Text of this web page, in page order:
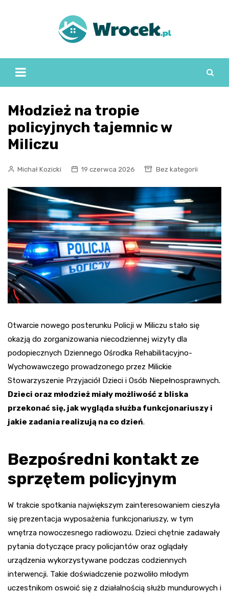
Młodzież na tropie
policyjnych tajemnic w
Miliczu
Michał Kozicki 19 czerwca 2026 Bez kategorii
Otwarcie nowego posterunku Policji w Miliczu stało się
okazją do zorganizowania niecodziennej wizyty dla
podopiecznych Dziennego Ośrodka Rehabilitacyjno-
Wychowawczego prowadzonego przez Milickie
Stowarzyszenie Przyjaciół Dzieci i Osób Niepełnosprawnych.
Dzieci oraz młodzież miały możliwość z bliska
przekonać się, jak wygląda służba funkcjonariuszy i
jakie zadania realizują na co dzień.
Bezpośredni kontakt ze
sprzętem policyjnym
W trakcie spotkania największym zainteresowaniem cieszyła
się prezentacja wyposażenia funkcjonariuszy, w tym
wnętrza nowoczesnego radiowozu. Dzieci chętnie zadawały
pytania dotyczące pracy policjantów oraz oglądały
urządzenia wykorzystywane podczas codziennych
interwencji. Takie doświadczenie pozwoliło młodym
uczestnikom oswoić się z działalnością służb mundurowych i